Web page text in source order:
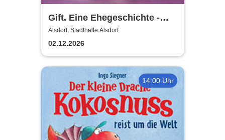
Gift. Eine Ehegeschichte -
Grenzlandtheater Aachen
Alsdorf, Stadthalle Alsdorf
02.12.2026
14:00 Uhr